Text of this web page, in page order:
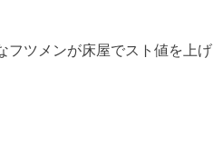
フツメンが床屋でスト値を上げ